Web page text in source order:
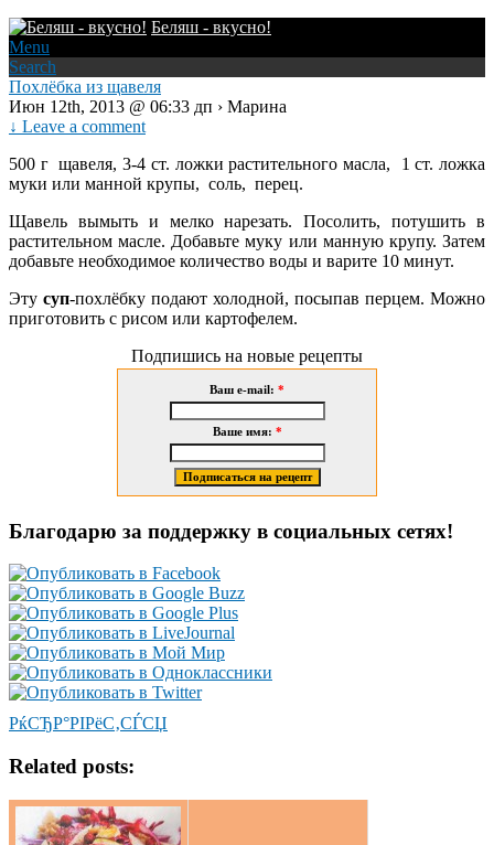
Беляш - вкусно!
Menu
Search
Похлёбка из щавеля
Июн 12th, 2013 @ 06:33 дп › Марина
↓ Leave a comment
500 г щавеля, 3-4 ст. ложки растительного масла, 1 ст. ложка
муки или манной крупы, соль, перец.
Щавель вымыть и мелко нарезать. Посолить, потушить в
растительном масле. Добавьте муку или манную крупу. Затем
добавьте необходимое количество воды и варите 10 минут.
Эту суп-похлёбку подают холодной, посыпав перцем. Можно
приготовить с рисом или картофелем.
Подпишись на новые рецепты
Ваш e-mail: *
Ваше имя: *
Благодарю за поддержку в социальных сетях!
РќСЂР°РІРёС‚СЃСЏ
Related posts: